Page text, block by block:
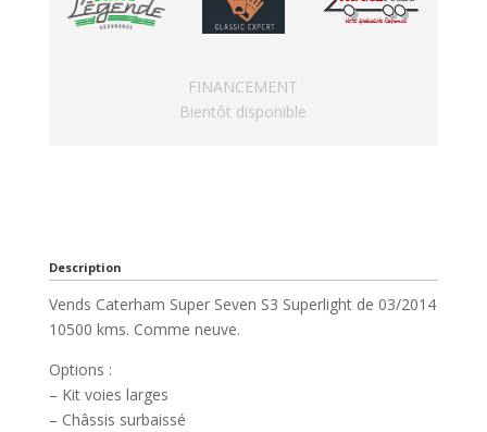
FINANCEMENT
Bientôt disponible
Description
Vends Caterham Super Seven S3 Superlight de 03/2014
10500 kms. Comme neuve.
Options :
– Kit voies larges
– Châssis surbaissé